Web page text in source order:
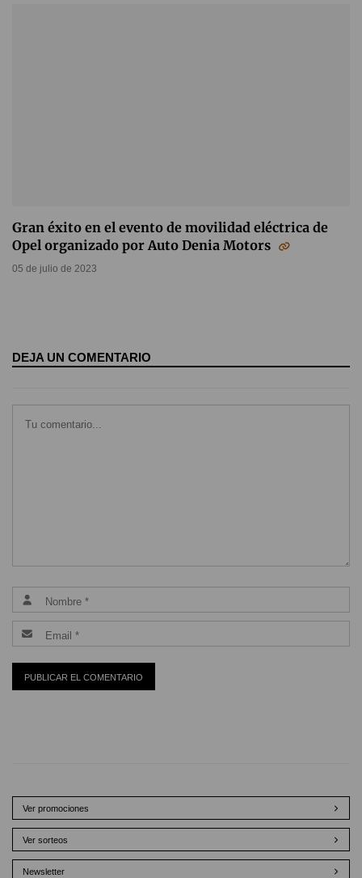
Gran éxito en el evento de movilidad eléctrica de
Opel organizado por Auto Denia Motors
05 de julio de 2023
DEJA UN COMENTARIO
Ver promociones
Ver sorteos
Newsletter